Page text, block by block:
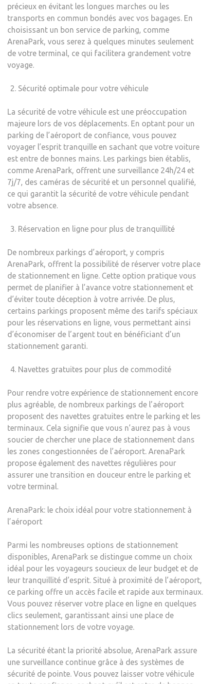
précieux en évitant les longues marches ou les
transports en commun bondés avec vos bagages. En
choisissant un bon service de parking, comme
ArenaPark, vous serez à quelques minutes seulement
de votre terminal, ce qui facilitera grandement votre
voyage.
Sécurité optimale pour votre véhicule
La sécurité de votre véhicule est une préoccupation
majeure lors de vos déplacements. En optant pour un
parking de l’aéroport de confiance, vous pouvez
voyager l’esprit tranquille en sachant que votre voiture
est entre de bonnes mains. Les parkings bien établis,
comme ArenaPark, offrent une surveillance 24h/24 et
7j/7, des caméras de sécurité et un personnel qualifié,
ce qui garantit la sécurité de votre véhicule pendant
votre absence.
Réservation en ligne pour plus de tranquillité
De nombreux parkings d’aéroport, y compris
ArenaPark, offrent la possibilité de réserver votre place
de stationnement en ligne. Cette option pratique vous
permet de planifier à l’avance votre stationnement et
d’éviter toute déception à votre arrivée. De plus,
certains parkings proposent même des tarifs spéciaux
pour les réservations en ligne, vous permettant ainsi
d’économiser de l’argent tout en bénéficiant d’un
stationnement garanti.
Navettes gratuites pour plus de commodité
Pour rendre votre expérience de stationnement encore
plus agréable, de nombreux parkings de l’aéroport
proposent des navettes gratuites entre le parking et les
terminaux. Cela signifie que vous n’aurez pas à vous
soucier de chercher une place de stationnement dans
les zones congestionnées de l’aéroport. ArenaPark
propose également des navettes régulières pour
assurer une transition en douceur entre le parking et
votre terminal.
ArenaPark: le choix idéal pour votre stationnement à
l’aéroport
Parmi les nombreuses options de stationnement
disponibles, ArenaPark se distingue comme un choix
idéal pour les voyageurs soucieux de leur budget et de
leur tranquillité d’esprit. Situé à proximité de l’aéroport,
ce parking offre un accès facile et rapide aux terminaux.
Vous pouvez réserver votre place en ligne en quelques
clics seulement, garantissant ainsi une place de
stationnement lors de votre voyage.
La sécurité étant la priorité absolue, ArenaPark assure
une surveillance continue grâce à des systèmes de
sécurité de pointe. Vous pouvez laisser votre véhicule